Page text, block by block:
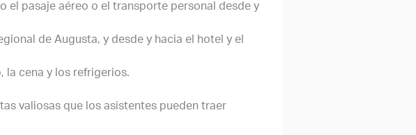
pasaje aéreo o el transporte personal desde y
de Augusta, y desde y hacia el hotel y el
la cena y los refrigerios.
valiosas que los asistentes pueden traer